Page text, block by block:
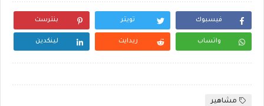
فيسبوك تويتر بنترست
واتساب ريدايت لينكدين
مشاهير